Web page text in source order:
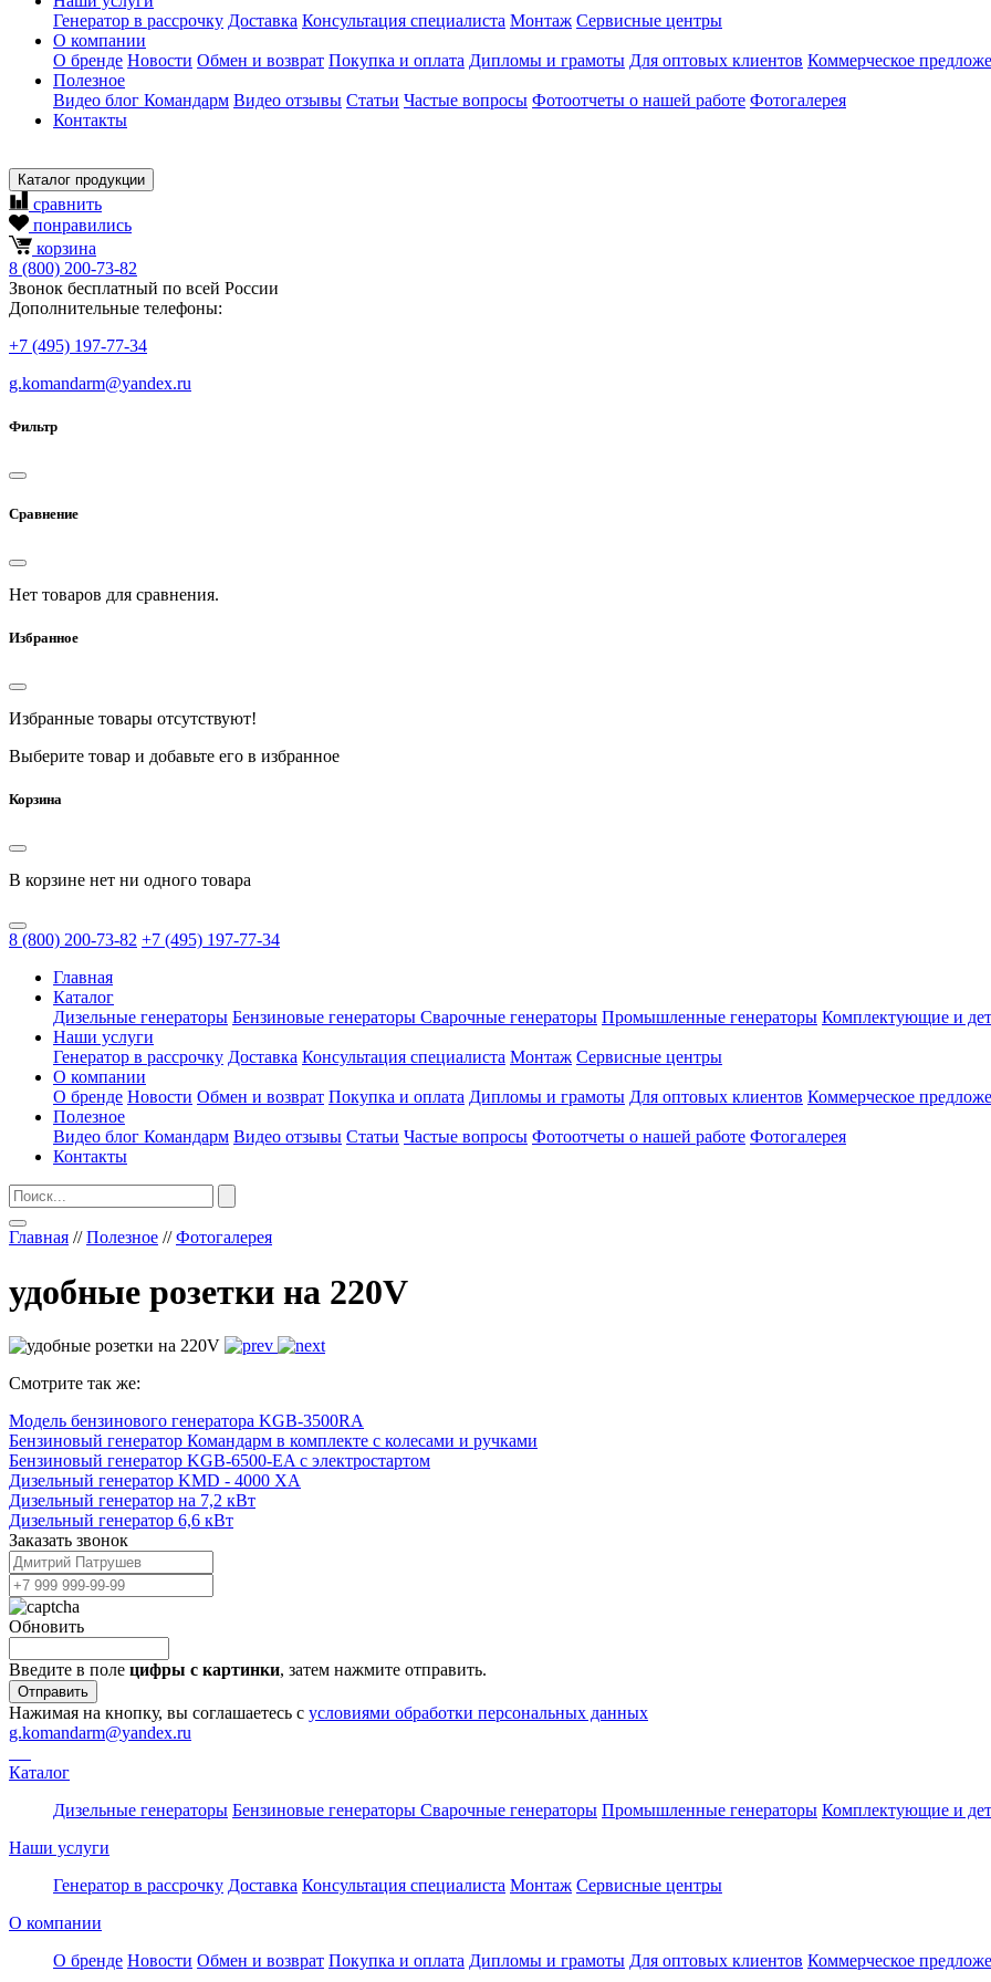
Генератор в рассрочку Доставка Консультация специалиста Монтаж Сервисные центры
О компании
О бренде Новости Обмен и возврат Покупка и оплата Дипломы и грамоты Для оптовых клиентов Коммерческое
Полезное
Видео блог Командарм Видео отзывы Статьи Частые вопросы Фотоотчеты о нашей работе Фотогалерея
Контакты
Каталог продукции
сравнить
понравились
корзина
8 (800) 200-73-82
Звонок бесплатный по всей России
Дополнительные телефоны:
+7 (495) 197-77-34
g.komandarm@yandex.ru
Фильтр
Сравнение
Нет товаров для сравнения.
Избранное
Избранные товары отсутствуют!
Выберите товар и добавьте его в избранное
Корзина
В корзине нет ни одного товара
8 (800) 200-73-82 +7 (495) 197-77-34
Главная
Каталог
Дизельные генераторы Бензиновые генераторы Сварочные генераторы Промышленные генераторы Комплектующие и
Наши услуги
Генератор в рассрочку Доставка Консультация специалиста Монтаж Сервисные центры
О компании
О бренде Новости Обмен и возврат Покупка и оплата Дипломы и грамоты Для оптовых клиентов Коммерческое
Полезное
Видео блог Командарм Видео отзывы Статьи Частые вопросы Фотоотчеты о нашей работе Фотогалерея
Контакты
Главная //Полезное //Фотогалерея
удобные розетки на 220V
Смотрите так же:
Модель бензинового генератора KGB-3500RA
Бензиновый генератор Командарм в комплекте с колесами и ручками
Бензиновый генератор KGB-6500-EA с электростартом
Дизельный генератор KMD - 4000 XA
Дизельный генератор на 7,2 кВт
Дизельный генератор 6,6 кВт
Заказать звонок
Обновить
Введите в поле цифры c картинки, затем нажмите отправить.
Отправить
Нажимая на кнопку, вы соглашаетесь с условиями обработки персональных данных
g.komandarm@yandex.ru
Каталог
Дизельные генераторы Бензиновые генераторы Сварочные генераторы Промышленные генераторы Комплектующие и
Наши услуги
Генератор в рассрочку Доставка Консультация специалиста Монтаж Сервисные центры
О компании
О бренде Новости Обмен и возврат Покупка и оплата Дипломы и грамоты Для оптовых клиентов Коммерческое